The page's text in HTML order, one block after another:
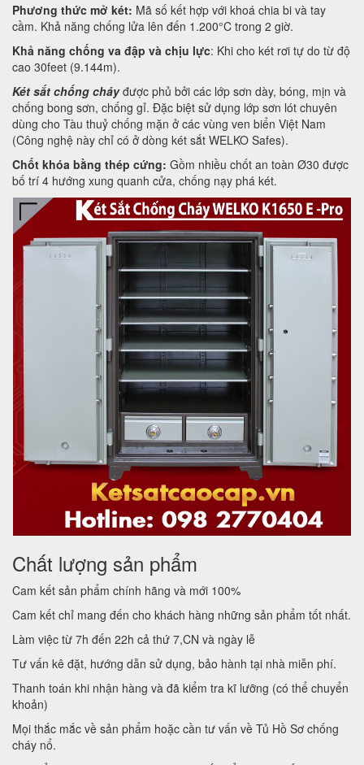
Phương thức mở két: Mã số kết hợp với khoá chia bi và tay
cầm. Khả năng chống lửa lên đến 1.200°C trong 2 giờ.
Khả năng chống va đập và chịu lực: Khi cho két rơi tự do từ độ
cao 30feet (9.144m).
Két sắt chống cháyđược phủ bởi các lớp sơn dày, bóng, mịn và
chống bong sơn, chống gỉ. Đặc biệt sử dụng lớp sơn lót chuyên
dùng cho Tàu thuỷ chống mặn ở các vùng ven biển Việt Nam
(Công nghệ này chỉ có ở dòng két sắt WELKO Safes).
Chốt khóa bằng thép cứng: Gồm nhiều chốt an toàn Ø30 được
bố trí 4 hướng xung quanh cửa, chống nạy phá két.
Chất lượng sản phẩm
Cam kết sản phẩm chính hãng và mới 100%
Cam kết chỉ mang đến cho khách hàng những sản phẩm tốt nhất.
Làm việc từ 7h đến 22h cả thứ 7,CN và ngày lễ
Tư vấn kê đặt, hướng dẫn sử dụng, bảo hành tại nhà miễn phí.
Thanh toán khi nhận hàng và đã kiểm tra kĩ lưỡng (có thể chuyển
khoản)
Mọi thắc mắc về sản phẩm hoặc cần tư vấn về Tủ Hồ Sơ chống
cháy nổ.